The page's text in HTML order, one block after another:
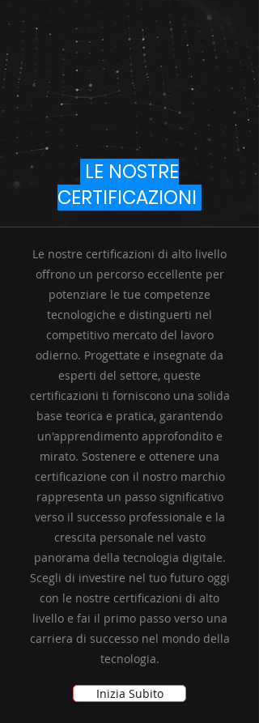
LE NOSTRE
CERTIFICAZIONI
Le nostre certificazioni di alto livello
offrono un percorso eccellente per
potenziare le tue competenze
tecnologiche e distinguerti nel
competitivo mercato del lavoro
odierno. Progettate e insegnate da
esperti del settore, queste
certificazioni ti forniscono una solida
base teorica e pratica, garantendo
un'apprendimento approfondito e
mirato. Sostenere e ottenere una
certificazione con il nostro marchio
rappresenta un passo significativo
verso il successo professionale e la
crescita personale nel vasto
panorama della tecnologia digitale.
Scegli di investire nel tuo futuro oggi
con le nostre certificazioni di alto
livello e fai il primo passo verso una
carriera di successo nel mondo della
tecnologia.
Inizia Subito